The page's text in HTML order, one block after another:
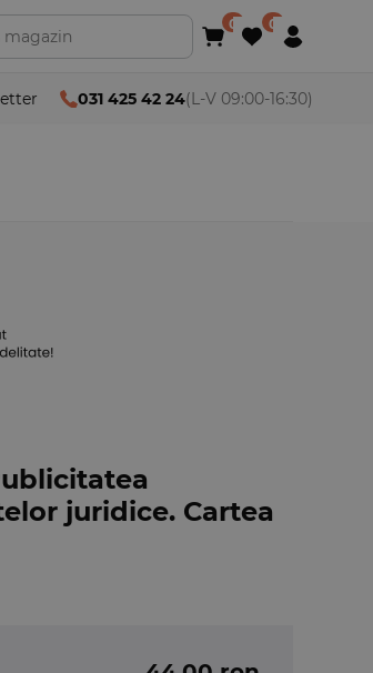
031 425 42 24(L-V 09:00-16:30)
juridice. Cartea